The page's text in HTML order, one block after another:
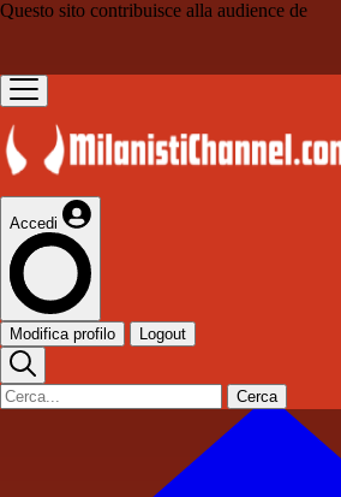
Questo sito contribuisce alla audience de
Accedi
Modifica profilo Logout
Cerca